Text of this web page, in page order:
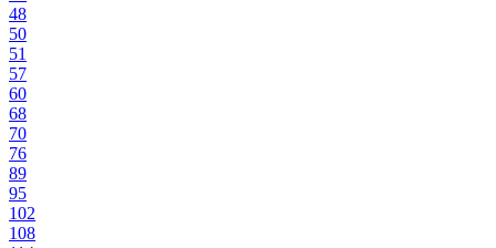
48
50
51
57
60
68
70
76
89
95
102
108